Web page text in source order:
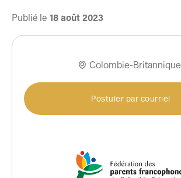
Publié le 18août2023
 Colombie-Britannique
Postuler par courriel